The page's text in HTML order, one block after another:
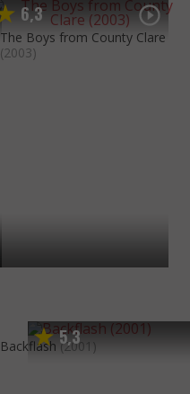
6,3
The Boys from County Clare
(2003)
5,3
Backflash (2001)